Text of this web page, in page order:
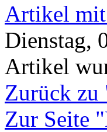
Artikel mit
Dienstag,
Artikel
Zurück
Zur Seite